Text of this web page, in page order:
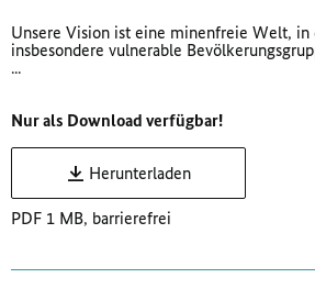
Unsere Vision ist eine minenfreie Welt, in
insbesondere vulnerable
...
Nur als Download verfügbar!
Herunterladen
PDF 1 MB, barrierefrei